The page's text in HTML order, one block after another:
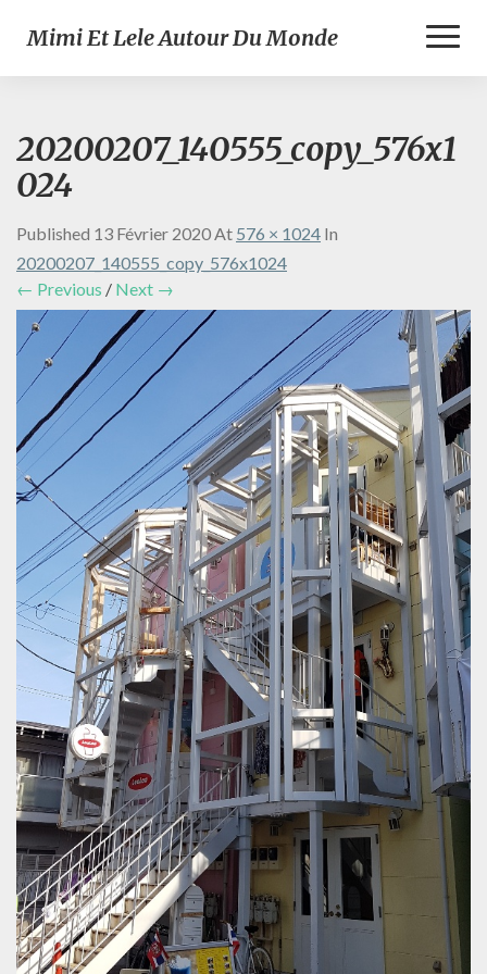
Mimi Et Lele Autour Du Monde
20200207_140555_copy_576x1
024
Published 13 Février 2020At 576 × 1024 In
20200207_140555_copy_576x1024
← Previous / Next →